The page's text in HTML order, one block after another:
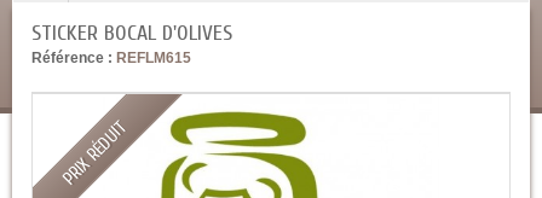
STICKER BOCAL D'OLIVES
Référence : REFLM615
PRIX RÉDUIT